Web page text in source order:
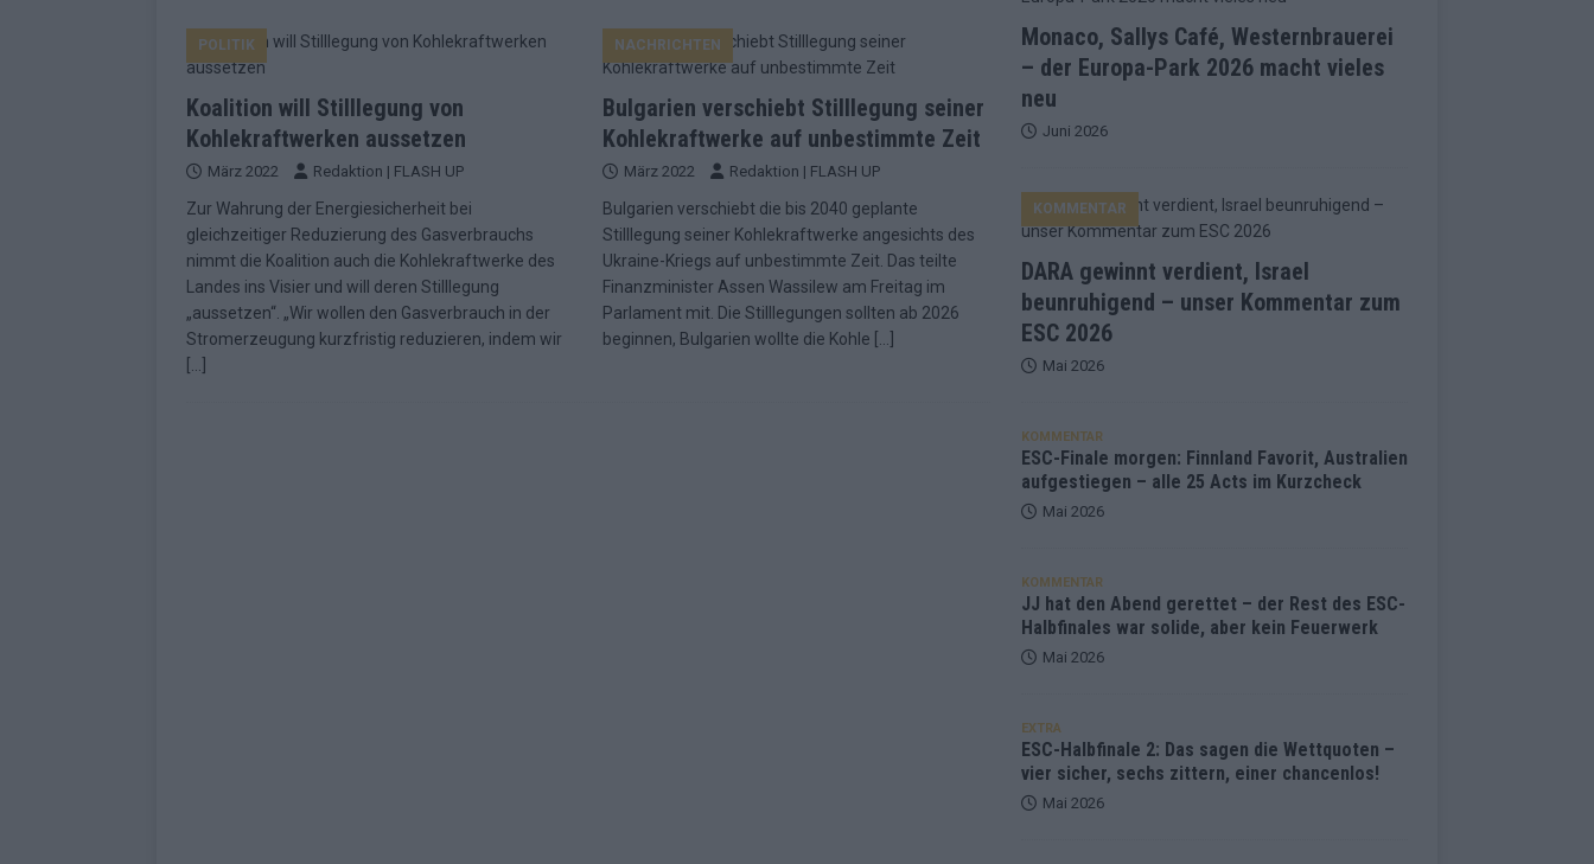
[ Mai 2026 ] ESC-Finale morgen: Finnland Favorit, Australien aufgestiegen – alle 25 Acts im Kurzcheck
[ Mai 2026 ] „Douze Points“ – wie eine Zahl zur Ikone wurde: 70 Jahre ESC-Wertungsgeschichte!
EUROVISION
[ Mai 2026 ] Das ESC-Finale ist komplett – 26 Länder wollen den Sieg in Wien EUROVISION
[ Mai 2026 ] JJ hat den Abend gerettet – der Rest des ESC-Halbfinales war solide, aber kein Feuerwerk
KOMMENTAR
[ Mai 2026 ] ESC-Halbfinale 2: Das sagen die Wettquoten – vier sicher, sechs zittern, einer chancenlos!
POLITIK
Koalition will Stilllegung von
Kohlekraftwerken aussetzen
März 2022 Redaktion | FLASH UP
Zur Wahrung der Energiesicherheit bei
gleichzeitiger Reduzierung des Gasverbrauchs
nimmt die Koalition auch die Kohlekraftwerke des
Landes ins Visier und will deren Stilllegung
„aussetzen“. „Wir wollen den Gasverbrauch in der
Stromerzeugung kurzfristig reduzieren, indem wir
NACHRICHTEN
Bulgarien verschiebt Stilllegung seiner
Kohlekraftwerke auf unbestimmte Zeit
März 2022 Redaktion | FLASH UP
Bulgarien verschiebt die bis 2040 geplante
Stilllegung seiner Kohlekraftwerke angesichts des
Ukraine-Kriegs auf unbestimmte Zeit. Das teilte
Finanzminister Assen Wassilew am Freitag im
Parlament mit. Die Stilllegungen sollten ab 2026
beginnen, Bulgarien wollte die Kohle
Monaco, Sallys Café, Westernbrauerei
– der Europa-Park 2026 macht vieles
neu
Juni 2026
DARA gewinnt verdient, Israel
beunruhigend – unser Kommentar zum
ESC 2026
KOMMENTAR
Mai 2026
KOMMENTAR
ESC-Finale morgen: Finnland Favorit, Australien
aufgestiegen – alle 25 Acts im Kurzcheck
Mai 2026
KOMMENTAR
JJ hat den Abend gerettet – der Rest des ESC-
Halbfinales war solide, aber kein Feuerwerk
Mai 2026
EXTRA
ESC-Halbfinale 2: Das sagen die Wettquoten –
vier sicher, sechs zittern, einer chancenlos!
Mai 2026